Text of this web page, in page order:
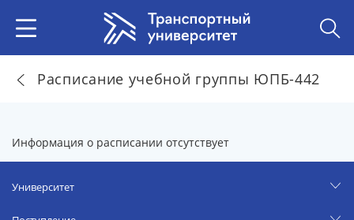
Расписание учебной группы ЮПБ-442
Информация о расписании отсутствует
Университет